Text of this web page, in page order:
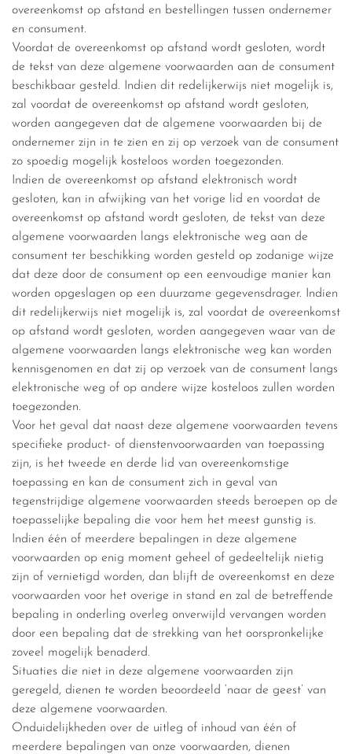
overeenkomst op afstand en bestellingen tussen ondernemer
en consument.
Voordat de overeenkomst op afstand wordt gesloten, wordt
de tekst van deze algemene voorwaarden aan de consument
beschikbaar gesteld. Indien dit redelijkerwijs niet mogelijk is,
zal voordat de overeenkomst op afstand wordt gesloten,
worden aangegeven dat de algemene voorwaarden bij de
ondernemer zijn in te zien en zij op verzoek van de consument
zo spoedig mogelijk kosteloos worden toegezonden.
Indien de overeenkomst op afstand elektronisch wordt
gesloten, kan in afwijking van het vorige lid en voordat de
overeenkomst op afstand wordt gesloten, de tekst van deze
algemene voorwaarden langs elektronische weg aan de
consument ter beschikking worden gesteld op zodanige wijze
dat deze door de consument op een eenvoudige manier kan
worden opgeslagen op een duurzame gegevensdrager. Indien
dit redelijkerwijs niet mogelijk is, zal voordat de overeenkomst
op afstand wordt gesloten, worden aangegeven waar van de
algemene voorwaarden langs elektronische weg kan worden
kennisgenomen en dat zij op verzoek van de consument langs
elektronische weg of op andere wijze kosteloos zullen worden
toegezonden.
Voor het geval dat naast deze algemene voorwaarden tevens
specifieke product- of dienstenvoorwaarden van toepassing
zijn, is het tweede en derde lid van overeenkomstige
toepassing en kan de consument zich in geval van
tegenstrijdige algemene voorwaarden steeds beroepen op de
toepasselijke bepaling die voor hem het meest gunstig is.
Indien één of meerdere bepalingen in deze algemene
voorwaarden op enig moment geheel of gedeeltelijk nietig
zijn of vernietigd worden, dan blijft de overeenkomst en deze
voorwaarden voor het overige in stand en zal de betreffende
bepaling in onderling overleg onverwijld vervangen worden
door een bepaling dat de strekking van het oorspronkelijke
zoveel mogelijk benaderd.
Situaties die niet in deze algemene voorwaarden zijn
geregeld, dienen te worden beoordeeld ‘naar de geest’ van
deze algemene voorwaarden.
Onduidelijkheden over de uitleg of inhoud van één of
meerdere bepalingen van onze voorwaarden, dienen